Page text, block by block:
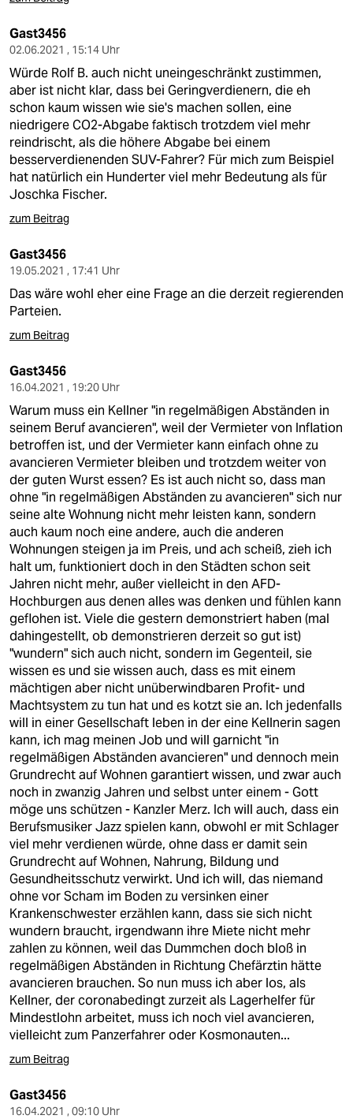
Gast3456
02.06.2021 , 15:14 Uhr
Würde Rolf B. auch nicht uneingeschränkt zustimmen,
aber ist nicht klar, dass bei Geringverdienern, die eh
schon kaum wissen wie sie's machen sollen, eine
niedrigere CO2-Abgabe faktisch trotzdem viel mehr
reindrischt, als die höhere Abgabe bei einem
besserverdienenden SUV-Fahrer? Für mich zum Beispiel
hat natürlich ein Hunderter viel mehr Bedeutung als für
Joschka Fischer.
zum Beitrag
Gast3456
19.05.2021 , 17:41 Uhr
Das wäre wohl eher eine Frage an die derzeit regierenden
Parteien.
zum Beitrag
Gast3456
16.04.2021 , 19:20 Uhr
Warum muss ein Kellner "in regelmäßigen Abständen in
seinem Beruf avancieren", weil der Vermieter von Inflation
betroffen ist, und der Vermieter kann einfach ohne zu
avancieren Vermieter bleiben und trotzdem weiter von
der guten Wurst essen? Es ist auch nicht so, dass man
ohne "in regelmäßigen Abständen zu avancieren" sich nur
seine alte Wohnung nicht mehr leisten kann, sondern
auch kaum noch eine andere, auch die anderen
Wohnungen steigen ja im Preis, und ach scheiß, zieh ich
halt um, funktioniert doch in den Städten schon seit
Jahren nicht mehr, außer vielleicht in den AFD-
Hochburgen aus denen alles was denken und fühlen kann
geflohen ist. Viele die gestern demonstriert haben (mal
dahingestellt, ob demonstrieren derzeit so gut ist)
"wundern" sich auch nicht, sondern im Gegenteil, sie
wissen es und sie wissen auch, dass es mit einem
mächtigen aber nicht unüberwindbaren Profit- und
Machtsystem zu tun hat und es kotzt sie an. Ich jedenfalls
will in einer Gesellschaft leben in der eine Kellnerin sagen
kann, ich mag meinen Job und will garnicht "in
regelmäßigen Abständen avancieren" und dennoch mein
Grundrecht auf Wohnen garantiert wissen, und zwar auch
noch in zwanzig Jahren und selbst unter einem - Gott
möge uns schützen - Kanzler Merz. Ich will auch, dass ein
Berufsmusiker Jazz spielen kann, obwohl er mit Schlager
viel mehr verdienen würde, ohne dass er damit sein
Grundrecht auf Wohnen, Nahrung, Bildung und
Gesundheitsschutz verwirkt. Und ich will, das niemand
ohne vor Scham im Boden zu versinken einer
Krankenschwester erzählen kann, dass sie sich nicht
wundern braucht, irgendwann ihre Miete nicht mehr
zahlen zu können, weil das Dummchen doch bloß in
regelmäßigen Abständen in Richtung Chefärztin hätte
avancieren brauchen. So nun muss ich aber los, als
Kellner, der coronabedingt zurzeit als Lagerhelfer für
Mindestlohn arbeitet, muss ich noch viel avancieren,
vielleicht zum Panzerfahrer oder Kosmonauten...
zum Beitrag
Gast3456
16.04.2021 , 09:10 Uhr